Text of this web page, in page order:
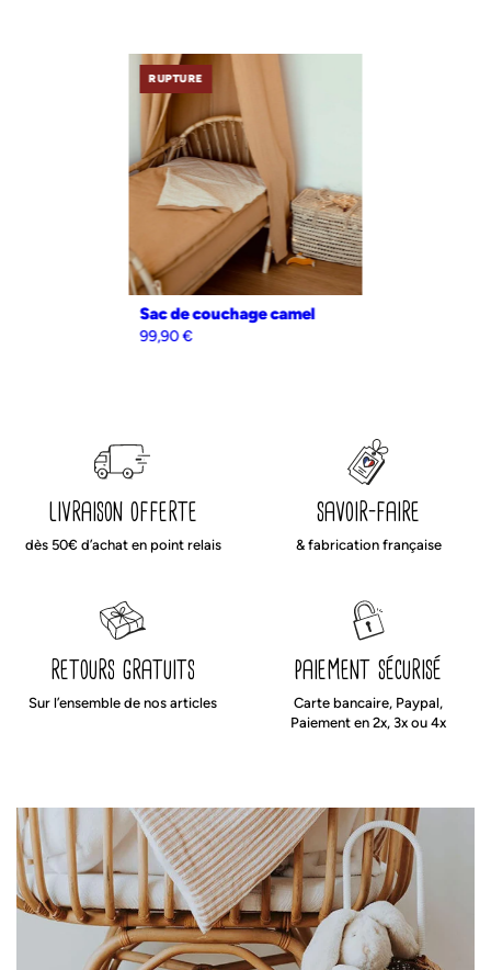
notre parure de lit est réversible et made in france
Notre parure de lit est également réversibleet permet de changer
de style selon son envie. Composé dedouble gaze de coton léger
, elle offrira à votre bambin un toucher doudou ; cette
matière naturelle et respirante évite également l’excès de chaleur.
Made in Franceet confectionnée à partir de
matières certifiées
sans substance nocive
la peau sensible des enfants et sera respectueuse de notre
Produit imaginé et fabriqué en France avec amour.
Liberté, égalité, fabriqué français.
RUPTURE
Sac de couchage camel
99,90€
livraison offerte
dès 50€ d’achat en point relais
savoir-faire
& fabrication française
retours gratuits
Sur l’ensemble de nos articles
paiement sécurisé
Carte bancaire, Paypal,
Paiement en 2x, 3x ou 4x